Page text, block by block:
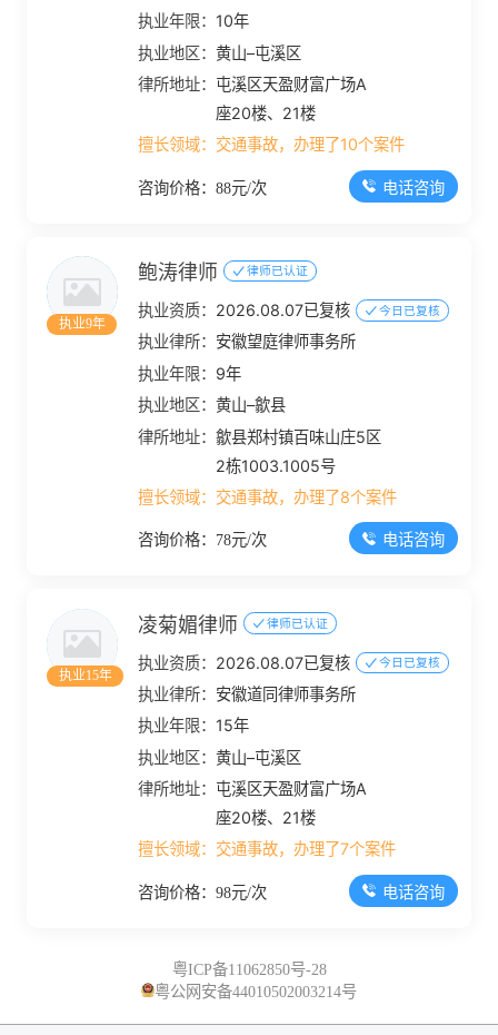
执业年限： 10年
执业地区：黄山–屯溪区
律所地址： 屯溪区天盈财富广场A
座20楼、21楼
擅长领域： 交通事故，办理了10个案件
咨询价格：88元/次 电话咨询
执业9年
鲍涛律师 律师已认证
执业资质： 2026.08.07已复核 今日已复核
执业律所： 安徽望庭律师事务所
执业年限： 9年
执业地区：黄山–歙县
律所地址：歙县郑村镇百味山庄5区
2栋1003.1005号
擅长领域： 交通事故，办理了8个案件
咨询价格：78元/次 电话咨询
执业15年
凌菊媚律师 律师已认证
执业资质： 2026.08.07已复核 今日已复核
执业律所： 安徽道同律师事务所
执业年限： 15年
执业地区：黄山–屯溪区
律所地址： 屯溪区天盈财富广场A
座20楼、21楼
擅长领域： 交通事故，办理了7个案件
咨询价格：98元/次 电话咨询
粤ICP备11062850号-28
粤公网安备44010502003214号